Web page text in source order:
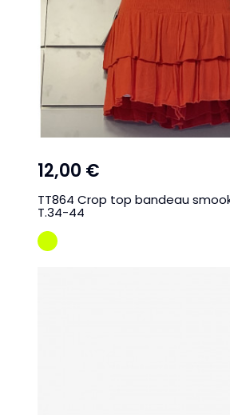
12,00 €
TT864 Crop top bandeau
T.34-44
VERT POMME